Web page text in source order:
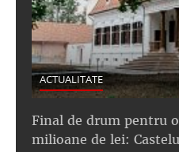
ACTUALITATE
Final de drum pentru
milioane de lei: